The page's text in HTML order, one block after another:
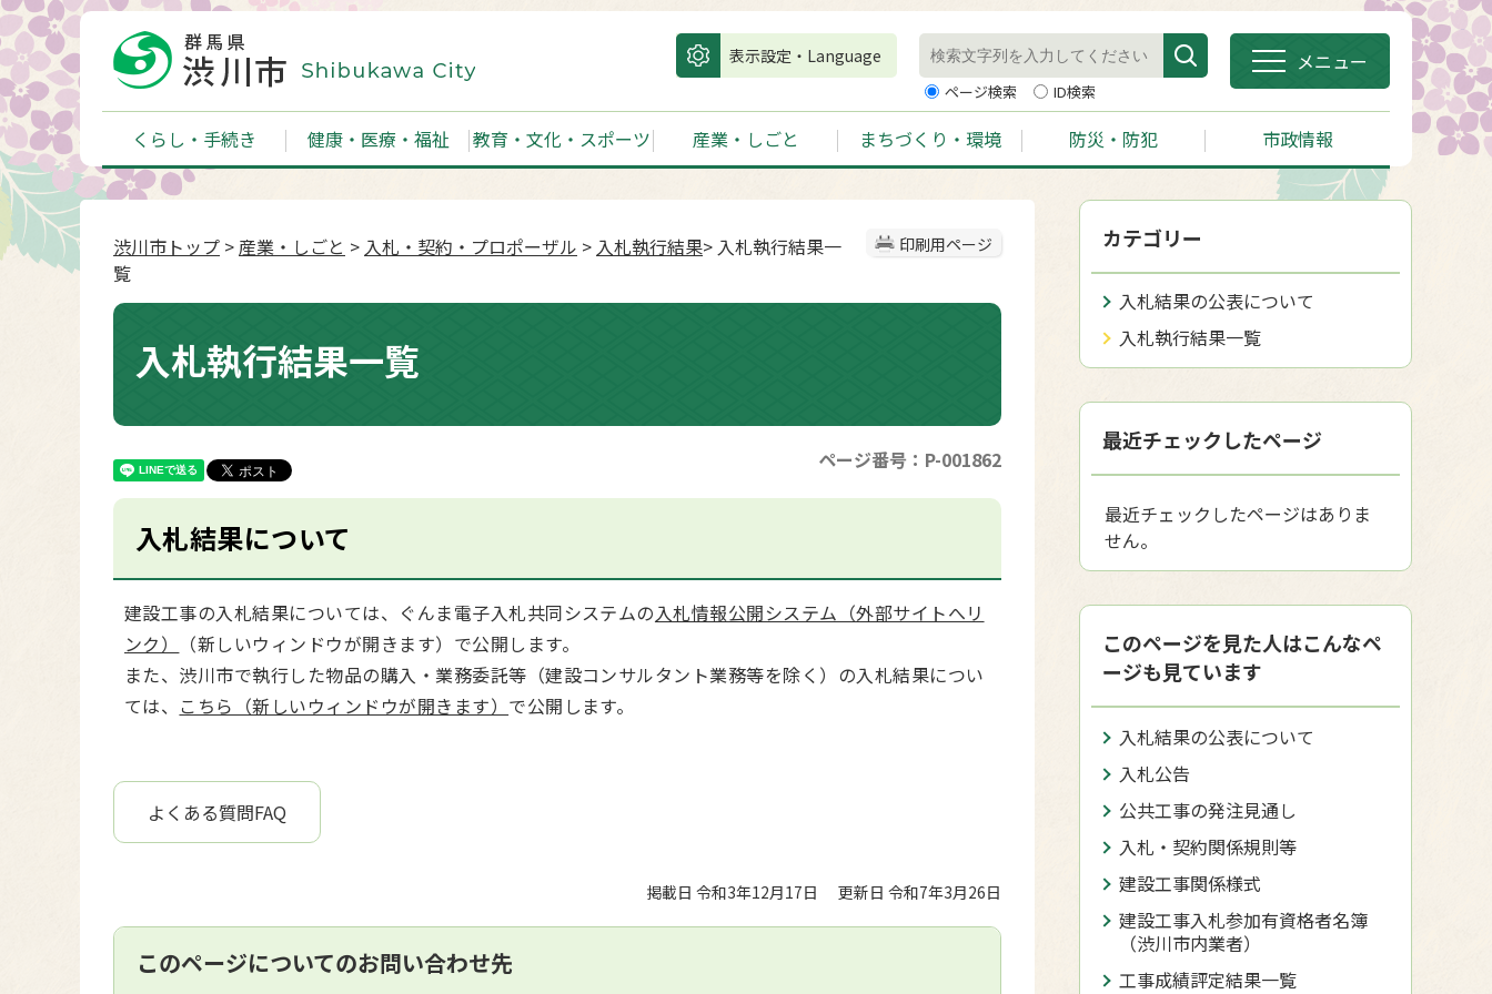
表示設定・Language
ページ検索 ID検索
メニュー
くらし・手続き 健康・医療・福祉 教育・文化・スポーツ 産業・しごと まちづくり・環境 防災・防犯 市政情報
印刷用ページ
渋川市トップ >産業・しごと > 入札・契約・プロポーザル > 入札執行結果> 入札執行結果一
覧
入札執行結果一覧
ページ番号：P-001862
入札結果について
建設工事の入札結果については、ぐんま電子入札共同システムの入札情報公開システム（外部サイトへリ
ンク）
（新しいウィンドウが開きます）で公開します。
また、渋川市で執行した物品の購入・業務委託等（建設コンサルタント業務等を除く）の入札結果につい
ては、 こちら（新しいウィンドウが開きます） で公開します。
よくある質問FAQ
掲載日 令和3年12月17日 更新日 令和7年3月26日
このページについてのお問い合わせ先
カテゴリー
入札結果の公表について
入札執行結果一覧
最近チェックしたページ
最近チェックしたページはありま
せん。
このページを見た人はこんなペ
ージも見ています
入札結果の公表について
入札公告
公共工事の発注見通し
入札・契約関係規則等
建設工事関係様式
建設工事入札参加有資格者名簿
（渋川市内業者）
工事成績評定結果一覧